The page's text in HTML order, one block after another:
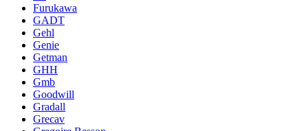
Furukawa
GADT
Gehl
Genie
Getman
GHH
Gmb
Goodwill
Gradall
Grecav